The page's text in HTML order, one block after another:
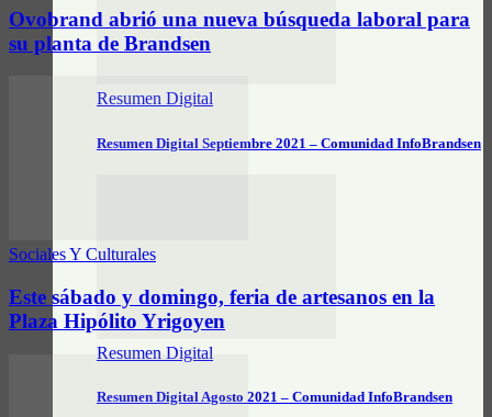
Resumen Digital
Resumen Digital Septiembre 2021 – Comunidad InfoBrandsen
Resumen Digital
Resumen Digital Agosto 2021 – Comunidad InfoBrandsen
Ovobrand abrió una nueva búsqueda laboral para
su planta de Brandsen
Sociales Y Culturales
Este sábado y domingo, feria de artesanos en la
Plaza Hipólito Yrigoyen